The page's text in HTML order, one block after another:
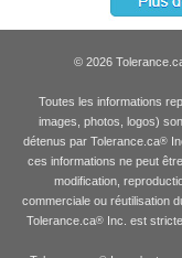
© 2026
Toutes les informations
images, photos, logos)
détenus par Tolerance.ca®
ces informations ne peut
modification,
commerciale ou réutilisation
Tolerance.ca® Inc. est